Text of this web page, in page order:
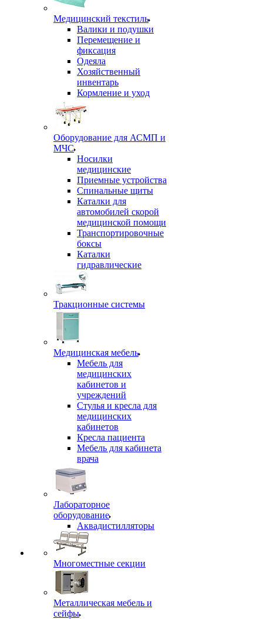
Медицинский текстиль
Валики и подушки
Перемещение и
фиксация
Одеяла
Хозяйственный
инвентарь
Кормление и уход
Оборудование для АСМП и
МЧС
Носилки
медицинские
Приемные устройства
Спинальные щиты
Каталки для
автомобилей скорой
медицинской помощи
Транспортировочные
боксы
Каталки
гидравлические
Тракционные системы
Медицинская мебель
Мебель для
медицинских
кабинетов и
учреждений
Стулья и кресла для
медицинских
кабинетов
Кресла пациента
Мебель для кабинета
врача
Лабораторное
оборудование
Аквадистилляторы
Многоместные секции
Металлическая мебель и
сейфы